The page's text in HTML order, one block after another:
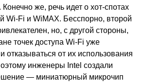
же, речь идет о хот-спотах
Wi-Fi и WiMAX. Бесспорно, второй
но, с другой стороны,
точек доступа Wi-Fi уже
отказываться от их использования
инженеры Intel создали
— миниатюрный микрочип